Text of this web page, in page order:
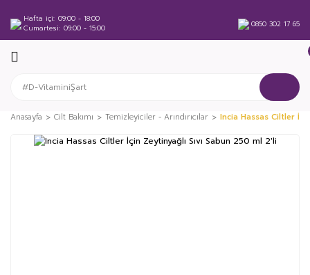
Hafta içi 09:00 - 18:00
Cumartesi 09:00 - 15:00 0850 302 17 65
Anasayfa Cilt Bakımı Temizleyiciler - Arındırıcılar Incia Hassas Ciltler